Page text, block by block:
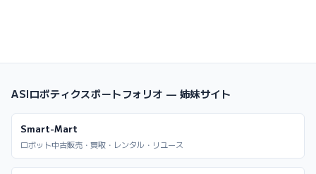
ASIロボティクスポートフォリオ — 姉妹サイト
Smart-Mart
ロボット中古販売・買取・レンタル・リユース